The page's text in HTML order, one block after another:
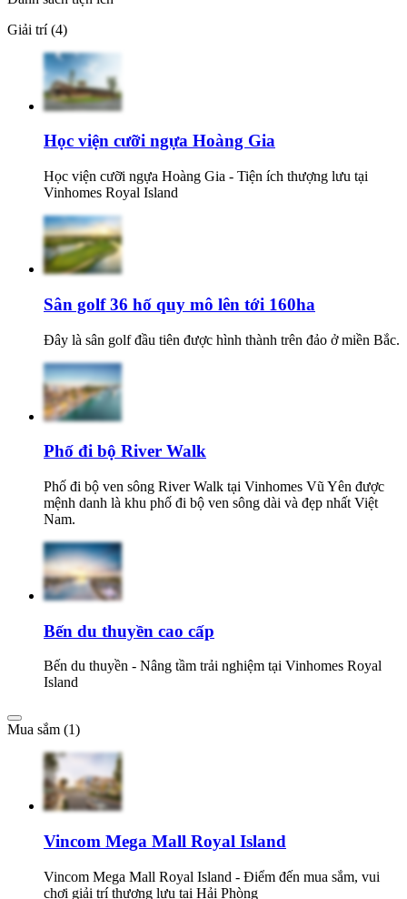
Giải trí (4)
Học viện cưỡi ngựa Hoàng Gia
Học viện cưỡi ngựa Hoàng Gia - Tiện ích thượng lưu tại
Vinhomes Royal Island
Sân golf 36 hố quy mô lên tới 160ha
Đây là sân golf đầu tiên được hình thành trên đảo ở miền Bắc.
Phố đi bộ River Walk
Phố đi bộ ven sông River Walk tại Vinhomes Vũ Yên được
mệnh danh là khu phố đi bộ ven sông dài và đẹp nhất Việt
Nam.
Bến du thuyền cao cấp
Bến du thuyền - Nâng tầm trải nghiệm tại Vinhomes Royal
Island
Mua sắm (1)
Vincom Mega Mall Royal Island
Vincom Mega Mall Royal Island - Điểm đến mua sắm, vui
chơi giải trí thượng lưu tại Hải Phòng